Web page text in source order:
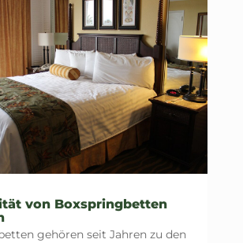
von Boxspringbetten
gehören seit Jahren zu den